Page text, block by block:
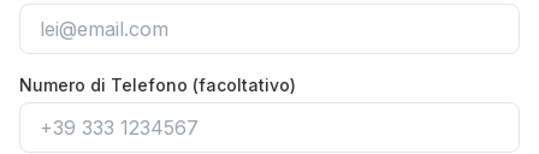
Numero di Telefono (facoltativo)